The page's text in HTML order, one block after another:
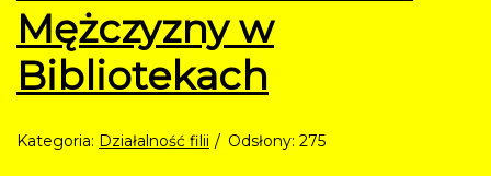
Mężczyzny w
Bibliotekach
Kategoria: Działalność filii Odsłony: 275